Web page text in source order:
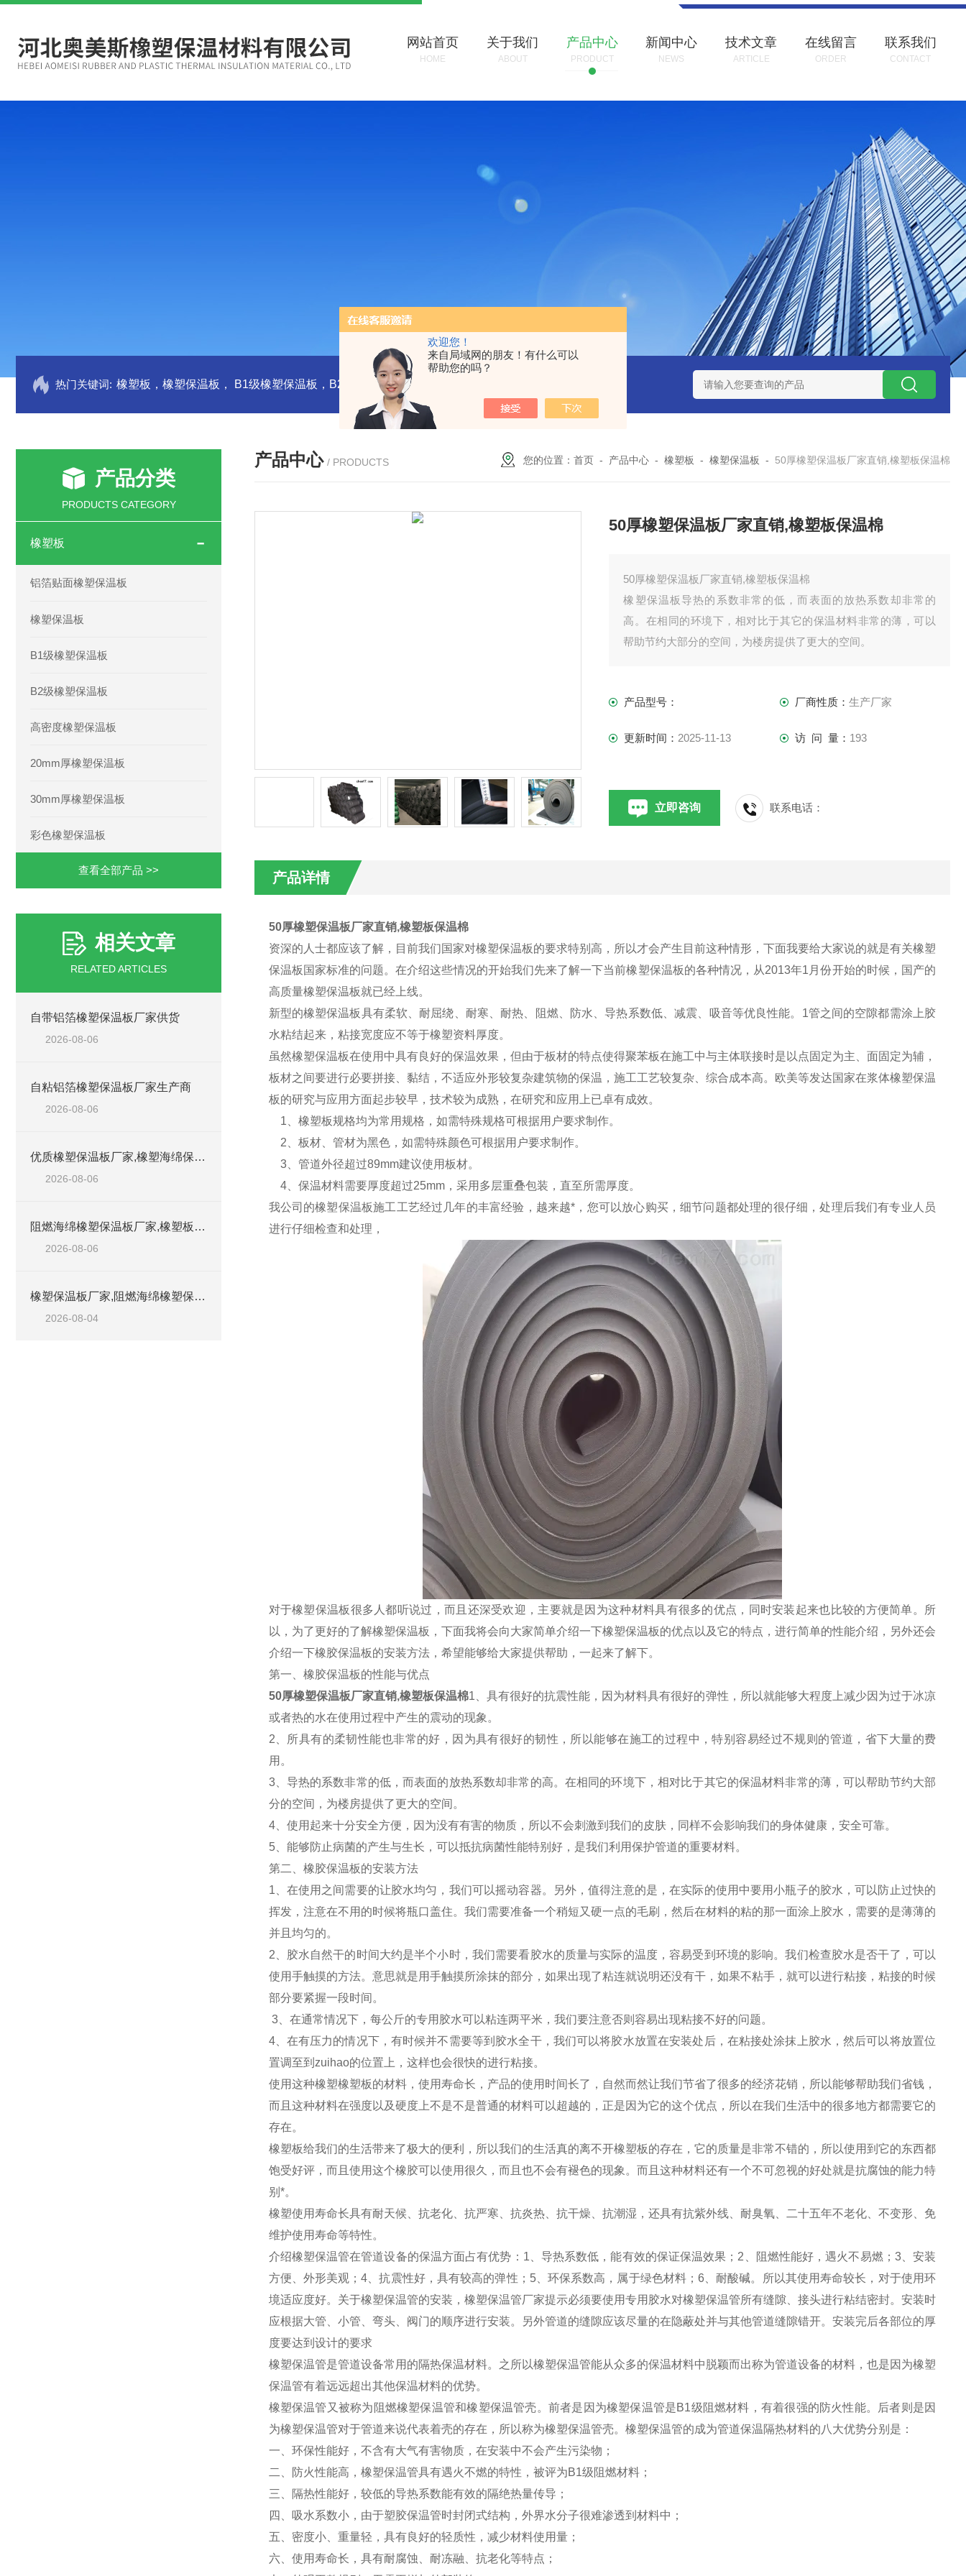
欢迎您！
来自局域网的朋友！有什么可以
帮助您的吗？
网站首页
HOME
关于我们
ABOUT
产品中心
PRODUCT
新闻中心
NEWS
技术文章
ARTICLE
在线留言
ORDER
联系我们
CONTACT
热门关键词:
产品分类
PRODUCTS CATEGORY
橡塑板
铝箔贴面橡塑保温板
橡塑保温板
B1级橡塑保温板
B2级橡塑保温板
高密度橡塑保温板
20mm厚橡塑保温板
30mm厚橡塑保温板
彩色橡塑保温板
查看全部产品 >>
相关文章
RELATED ARTICLES
自带铝箔橡塑保温板厂家供货
2026-08-06
自粘铝箔橡塑保温板厂家生产商
2026-08-06
优质橡塑保温板厂家,橡塑海绵保温材料供货商
2026-08-06
阻燃海绵橡塑保温板厂家,橡塑板厂家销售点
2026-08-06
橡塑保温板厂家,阻燃海绵橡塑保温板厂家出售
2026-08-04
产品中心 / PRODUCTS 您的位置： 首页 - 产品中心 - 橡塑板 - 橡塑保温板 - 50厚橡塑保温板厂家直销,橡塑板保温棉
50厚橡塑保温板厂家直销,橡塑板保温棉
50厚橡塑保温板厂家直销,橡塑板保温棉
橡塑保温板导热的系数非常的低，而表面的放热系数却非常的
高。在相同的环境下，相对比于其它的保温材料非常的薄，可以
帮助节约大部分的空间，为楼房提供了更大的空间。
产品型号： 厂商性质： 生产厂家
更新时间： 2025-11-13 访 问 量： 193
立即咨询 联系电话：
产品详情
50厚橡塑保温板厂家直销,橡塑板保温棉
资深的人士都应该了解，目前我们国家对橡塑保温板的要求特别高，所以才会产生目前这种情形，下面我要给大家说的就是有关橡塑
保温板国家标准的问题。在介绍这些情况的开始我们先来了解一下当前橡塑保温板的各种情况，从2013年1月份开始的时候，国产的
高质量橡塑保温板就已经上线。
新型的橡塑保温板具有柔软、耐屈绕、耐寒、耐热、阻燃、防水、导热系数低、减震、吸音等优良性能。1管之间的空隙都需涂上胶
水粘结起来，粘接宽度应不等于橡塑资料厚度。
虽然橡塑保温板在使用中具有良好的保温效果，但由于板材的特点使得聚苯板在施工中与主体联接时是以点固定为主、面固定为辅，
板材之间要进行必要拼接、黏结，不适应外形较复杂建筑物的保温，施工工艺较复杂、综合成本高。欧美等发达国家在浆体橡塑保温
板的研究与应用方面起步较早，技术较为成熟，在研究和应用上已卓有成效。
1、橡塑板规格均为常用规格，如需特殊规格可根据用户要求制作。
2、板材、管材为黑色，如需特殊颜色可根据用户要求制作。
3、管道外径超过89mm建议使用板材。
4、保温材料需要厚度超过25mm，采用多层重叠包装，直至所需厚度。
我公司的橡塑保温板施工工艺经过几年的丰富经验，越来越*，您可以放心购买，细节问题都处理的很仔细，处理后我们有专业人员
进行仔细检查和处理，
对于橡塑保温板很多人都听说过，而且还深受欢迎，主要就是因为这种材料具有很多的优点，同时安装起来也比较的方便简单。所
以，为了更好的了解橡塑保温板，下面我将会向大家简单介绍一下橡塑保温板的优点以及它的特点，进行简单的性能介绍，另外还会
介绍一下橡胶保温板的安装方法，希望能够给大家提供帮助，一起来了解下。
第一、橡胶保温板的性能与优点
50厚橡塑保温板厂家直销,橡塑板保温棉1、具有很好的抗震性能，因为材料具有很好的弹性，所以就能够大程度上减少因为过于冰凉
或者热的水在使用过程中产生的震动的现象。
2、所具有的柔韧性能也非常的好，因为具有很好的韧性，所以能够在施工的过程中，特别容易经过不规则的管道，省下大量的费
用。
3、导热的系数非常的低，而表面的放热系数却非常的高。在相同的环境下，相对比于其它的保温材料非常的薄，可以帮助节约大部
分的空间，为楼房提供了更大的空间。
4、使用起来十分安全方便，因为没有有害的物质，所以不会刺激到我们的皮肤，同样不会影响我们的身体健康，安全可靠。
5、能够防止病菌的产生与生长，可以抵抗病菌性能特别好，是我们利用保护管道的重要材料。
第二、橡胶保温板的安装方法
1、在使用之间需要的让胶水均匀，我们可以摇动容器。另外，值得注意的是，在实际的使用中要用小瓶子的胶水，可以防止过快的
挥发，注意在不用的时候将瓶口盖住。我们需要准备一个稍短又硬一点的毛刷，然后在材料的粘的那一面涂上胶水，需要的是薄薄的
并且均匀的。
2、胶水自然干的时间大约是半个小时，我们需要看胶水的质量与实际的温度，容易受到环境的影响。我们检查胶水是否干了，可以
使用手触摸的方法。意思就是用手触摸所涂抹的部分，如果出现了粘连就说明还没有干，如果不粘手，就可以进行粘接，粘接的时候
部分要紧握一段时间。
3、在通常情况下，每公斤的专用胶水可以粘连两平米，我们要注意否则容易出现粘接不好的问题。
4、在有压力的情况下，有时候并不需要等到胶水全干，我们可以将胶水放置在安装处后，在粘接处涂抹上胶水，然后可以将放置位
置调至到zuihao的位置上，这样也会很快的进行粘接。
使用这种橡塑橡塑板的材料，使用寿命长，产品的使用时间长了，自然而然让我们节省了很多的经济花销，所以能够帮助我们省钱，
而且这种材料在强度以及硬度上不是不是普通的材料可以超越的，正是因为它的这个优点，所以在我们生活中的很多地方都需要它的
存在。
橡塑板给我们的生活带来了极大的便利，所以我们的生活真的离不开橡塑板的存在，它的质量是非常不错的，所以使用到它的东西都
饱受好评，而且使用这个橡胶可以使用很久，而且也不会有褪色的现象。而且这种材料还有一个不可忽视的好处就是抗腐蚀的能力特
别*。
橡塑使用寿命长具有耐天候、抗老化、抗严寒、抗炎热、抗干燥、抗潮湿，还具有抗紫外线、耐臭氧、二十五年不老化、不变形、免
维护使用寿命等特性。
介绍橡塑保温管在管道设备的保温方面占有优势：1、导热系数低，能有效的保证保温效果；2、阻燃性能好，遇火不易燃；3、安装
方便、外形美观；4、抗震性好，具有较高的弹性；5、环保系数高，属于绿色材料；6、耐酸碱。所以其使用寿命较长，对于使用环
境适应度好。关于橡塑保温管的安装，橡塑保温管厂家提示必须要使用专用胶水对橡塑保温管所有缝隙、接头进行粘结密封。安装时
应根据大管、小管、弯头、阀门的顺序进行安装。另外管道的缝隙应该尽量的在隐蔽处并与其他管道缝隙错开。安装完后各部位的厚
度要达到设计的要求
橡塑保温管是管道设备常用的隔热保温材料。之所以橡塑保温管能从众多的保温材料中脱颖而出称为管道设备的材料，也是因为橡塑
保温管有着远远超出其他保温材料的优势。
橡塑保温管又被称为阻燃橡塑保温管和橡塑保温管壳。前者是因为橡塑保温管是B1级阻燃材料，有着很强的防火性能。后者则是因
为橡塑保温管对于管道来说代表着壳的存在，所以称为橡塑保温管壳。橡塑保温管的成为管道保温隔热材料的八大优势分别是：
一、环保性能好，不含有大气有害物质，在安装中不会产生污染物；
二、防火性能高，橡塑保温管具有遇火不燃的特性，被评为B1级阻燃材料；
三、隔热性能好，较低的导热系数能有效的隔绝热量传导；
四、吸水系数小，由于塑胶保温管时封闭式结构，外界水分子很难渗透到材料中；
五、密度小、重量轻，具有良好的轻质性，减少材料使用量；
六、使用寿命长，具有耐腐蚀、耐冻融、抗老化等特点；